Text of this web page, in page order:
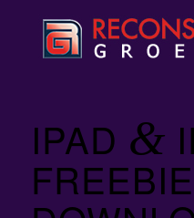
IPAD &